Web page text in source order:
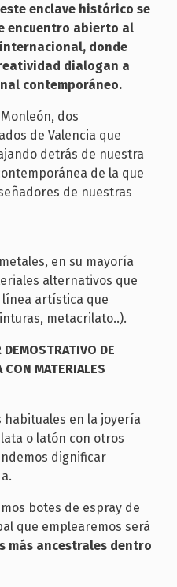
enclave histórico se
encuentro abierto al
donde
dialogan a
contemporáneo.
dos
de Valencia que
detrás de nuestra
de la que
de nuestras
en su mayoría
alternativos que
artística que
metacrilato..).
DEMOSTRATIVO DE
CON MATERIALES
habituales en la joyería
o latón con otros
dignificar
botes de espray de
que emplearemos será
más ancestrales dentro